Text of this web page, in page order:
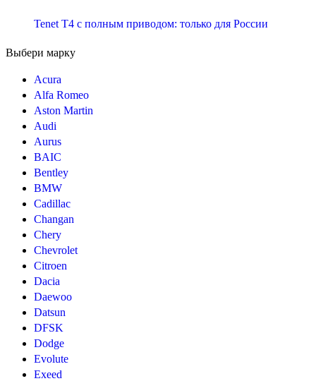
Tenet T4 с полным приводом: только для России
Выбери марку
Acura
Alfa Romeo
Aston Martin
Audi
Aurus
BAIC
Bentley
BMW
Cadillac
Changan
Chery
Chevrolet
Citroen
Dacia
Daewoo
Datsun
DFSK
Dodge
Evolute
Exeed